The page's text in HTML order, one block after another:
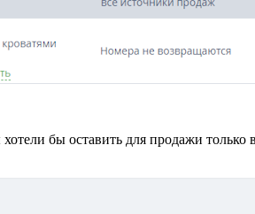
бы оставить для продажи